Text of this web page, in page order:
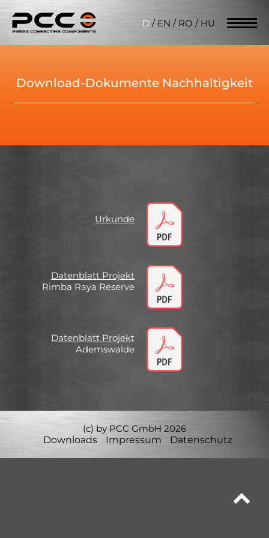
D / EN / RO / HU
Download-Dokumente Nachhaltigkeit
Urkunde
Datenblatt Projekt
Rimba Raya Reserve
Datenblatt Projekt
Ademswalde
(c) by PCC GmbH 2026
Downloads
Impressum Datenschutz